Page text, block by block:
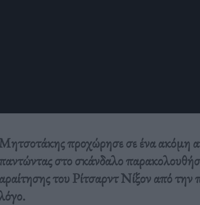
προχώρησε σε ένα ακόμη
στο σκάνδαλο
του Ρίτσαρντ Νίξον από